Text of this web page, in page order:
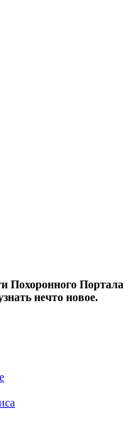
Похоронного Портала
нечто новое.